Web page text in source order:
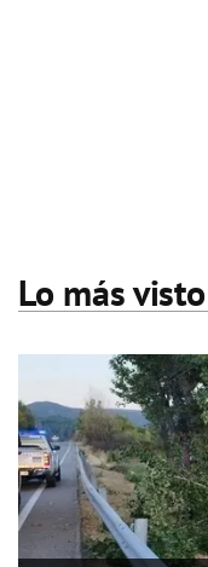
Lo más visto